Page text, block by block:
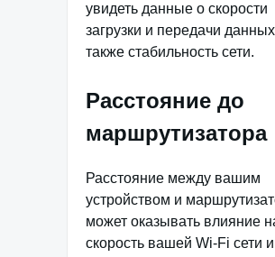
увидеть данные о скорости
загрузки и передачи
также стабильность сети.
Расстояние до
маршрутизатора
Расстояние между вашим
устройством и
может оказывать влияние
скорость вашей Wi-Fi сети и